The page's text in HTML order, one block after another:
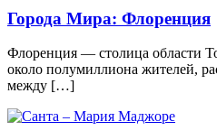
Города Мира: Флоренция
Флоренция — столица области
около полумиллиона жителей,
между […]